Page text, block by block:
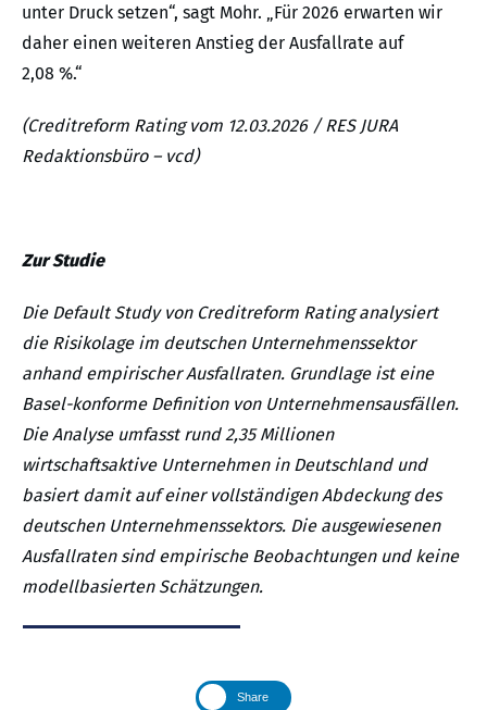
unter Druck setzen“, sagt Mohr. „Für 2026 erwarten wir
daher einen weiteren Anstieg der Ausfallrate auf
2,08 %.“
(Creditreform Rating vom 12.03.2026 / RES JURA
Redaktionsbüro – vcd)
Zur Studie
Die Default Study von Creditreform Rating analysiert
die Risikolage im deutschen Unternehmenssektor
anhand empirischer Ausfallraten. Grundlage ist eine
Basel-konforme Definition von Unternehmensausfällen.
Die Analyse umfasst rund 2,35 Millionen
wirtschaftsaktive Unternehmen in Deutschland und
basiert damit auf einer vollständigen Abdeckung des
deutschen Unternehmenssektors. Die ausgewiesenen
Ausfallraten sind empirische Beobachtungen und keine
modellbasierten Schätzungen.
Share